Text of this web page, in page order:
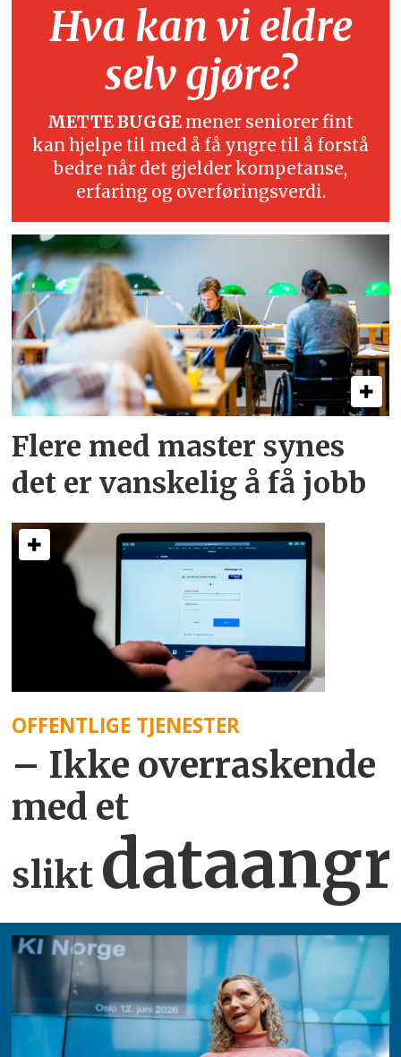
Hva kan vi eldre
selv gjøre?
METTE BUGGE mener seniorer fint
kan hjelpe til med å få yngre til å forstå
bedre når det gjelder kompetanse,
erfaring og overføringsverdi.
Flere med master synes
det er vanskelig å få jobb
OFFENTLIGE TJENESTER
– Ikke overraskende
med et
slikt